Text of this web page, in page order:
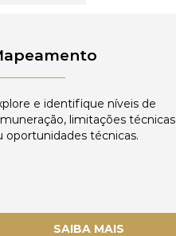
e identifique níveis de
limitações técnicas
oportunidades técnicas.
SAIBA MAIS